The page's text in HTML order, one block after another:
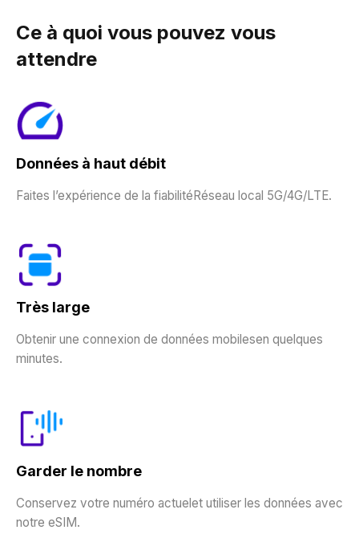
Ce à quoi vous pouvez vous
attendre
Données à haut débit
Faites l’expérience de la fiabilitéRéseau local 5G/4G/LTE.
Très large
Obtenir une connexion de données mobilesen quelques
minutes.
Garder le nombre
Conservez votre numéro actuelet utiliser les données avec
notre eSIM.